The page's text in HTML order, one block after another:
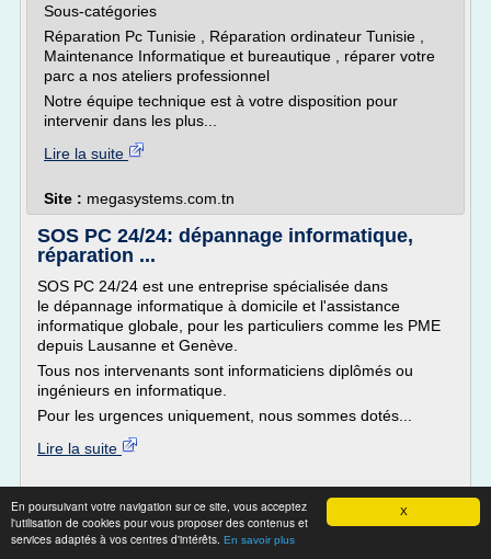
X
En poursuivant votre navigation sur ce site, vous acceptez
l'utilisation de cookies pour vous proposer des contenus et
services adaptés à vos centres d'intérêts. En savoir plus
Sous-catégories
Réparation Pc Tunisie , Réparation ordinateur Tunisie ,
Maintenance Informatique et bureautique , réparer votre
parc a nos ateliers professionnel
Notre équipe technique est à votre disposition pour
intervenir dans les plus...
Lire la suite
Site : megasystems.com.tn
SOS PC 24/24: dépannage informatique,
réparation ...
SOS PC 24/24 est une entreprise spécialisée dans
le dépannage informatique à domicile et l'assistance
informatique globale, pour les particuliers comme les PME
depuis Lausanne et Genève.
Tous nos intervenants sont informaticiens diplômés ou
ingénieurs en informatique.
Pour les urgences uniquement, nous sommes dotés...
Lire la suite
Thèmes liés :depannage informatique a domicile
pc/informatique depannage reparation pc